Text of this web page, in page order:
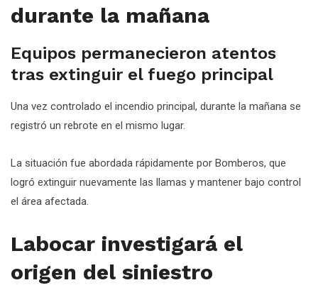
durante la mañana
Equipos permanecieron atentos
tras extinguir el fuego principal
Una vez controlado el incendio principal, durante la mañana se
registró un rebrote en el mismo lugar.
La situación fue abordada rápidamente por Bomberos, que
logró extinguir nuevamente las llamas y mantener bajo control
el área afectada.
Labocar investigará el
origen del siniestro